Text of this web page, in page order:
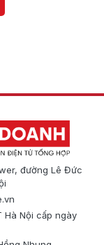
đường Lê Đức
Hà Nội cấp ngày